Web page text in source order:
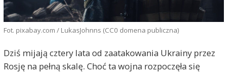
Fot. pixabay.com / LukasJohnns (CC0 domena publiczna)
Dziś mijają cztery lata od zaatakowania Ukrainy przez
Rosję na pełną skalę. Choć ta wojna rozpoczęła się